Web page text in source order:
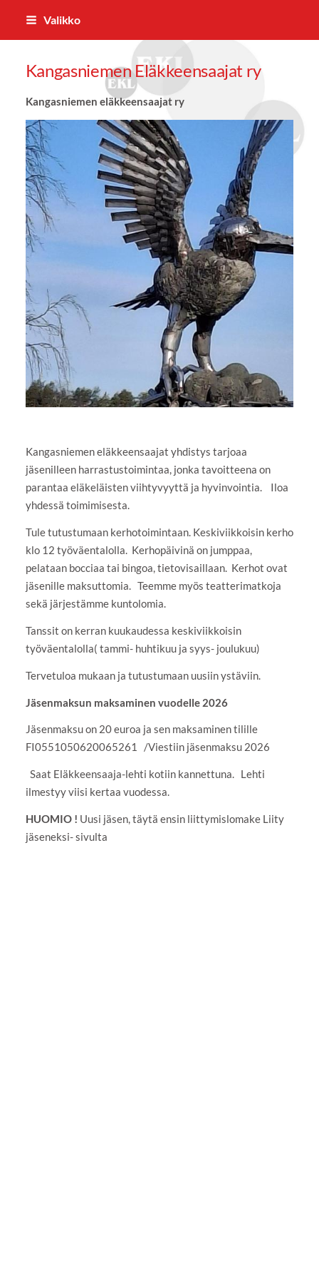
Siirry
Valikko
Kangasniemen Eläkkeensaajat ry
Kangasniemen eläkkeensaajat ry
Kangasniemen eläkkeensaajat yhdistys tarjoaa
jäsenilleen harrastustoimintaa, jonka tavoitteena on
parantaa eläkeläisten viihtyvyyttä ja hyvinvointia. Iloa
yhdessä toimimisesta.
Tule tutustumaan kerhotoimintaan. Keskiviikkoisin kerho
klo 12 työväentalolla. Kerhopäivinä on jumppaa,
pelataan bocciaa tai bingoa, tietovisaillaan. Kerhot ovat
jäsenille maksuttomia. Teemme myös teatterimatkoja
sekä järjestämme kuntolomia.
Tanssit on kerran kuukaudessa keskiviikkoisin
työväentalolla( tammi- huhtikuu ja syys- joulukuu)
Tervetuloa mukaan ja tutustumaan uusiin ystäviin.
Jäsenmaksun maksaminen vuodelle 2026
Jäsenmaksu on 20 euroa ja sen maksaminen tilille
FI0551050620065261 /Viestiin jäsenmaksu 2026
Saat Eläkkeensaaja-lehti kotiin kannettuna. Lehti
ilmestyy viisi kertaa vuodessa.
HUOMIO ! Uusi jäsen, täytä ensin liittymislomake Liity
jäseneksi- sivulta